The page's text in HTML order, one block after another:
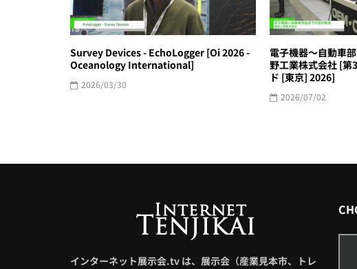
Survey Devices - EchoLogger [Oi 2026 -
Oceanology International]
2026/03/30
電子機器〜自動車
野工業株式会社 [第
ド [東京] 2026]
2026/07/02
インターネット展示会.tv は、展示会（産業見本市、トレ